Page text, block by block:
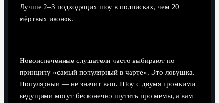
Лучше 2–3 подходящих шоу в подписках, чем 20
мёртвых иконок.
Новоиспечённые слушатели часто выбирают по
принципу «самый популярный в чарте». Это ловушка.
Популярный — не значит ваш. Шоу с двумя громкими
ведущими могут бесконечно шутить про мемы, а вам